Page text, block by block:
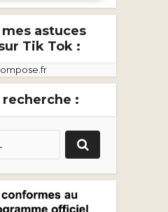
astuces
Tik Tok :
recherche :